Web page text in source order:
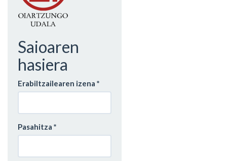
Saioaren
hasiera
Erabiltzailearen izena *
Pasahitza *